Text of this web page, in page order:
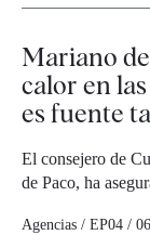
Mariano
calor en
es fuente
El consejero de
de Paco, ha
Agencias / EP04 /